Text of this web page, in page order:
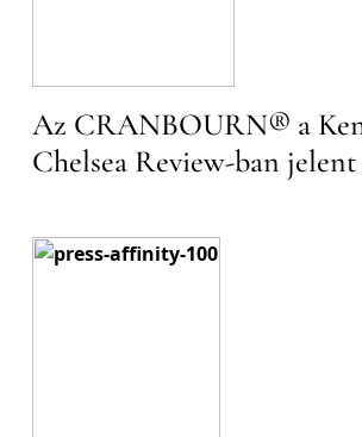
Az CRANBOURN® a
Chelsea Review-ban